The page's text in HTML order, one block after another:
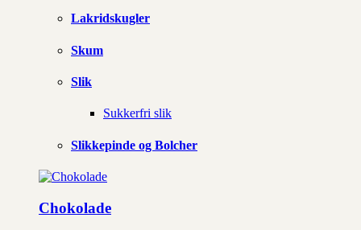
Lakridskugler
Skum
Slik
Sukkerfri slik
Slikkepinde og Bolcher
Chokolade